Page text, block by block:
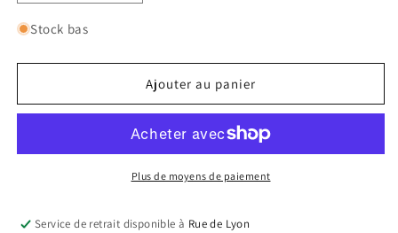
la
quantité
Builder
Medium
Soft
la
Builder
Medium
Soft
Pink
Stock bas
Ajouter au panier
Plus de moyens de paiement
Service de retrait disponible à Rue de Lyon